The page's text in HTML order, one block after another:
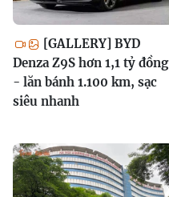
[GALLERY] BYD
Denza Z9S hơn 1,1 tỷ đồng
- lăn bánh 1.100 km, sạc
siêu nhanh